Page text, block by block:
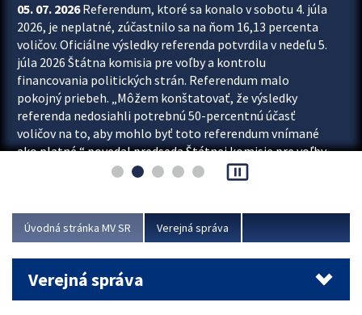
05. 07. 2026Referendum, ktoré sa konalo v sobotu 4. júla
2026, je neplatné, zúčastnilo sa na ňom 16,13 percenta
voličov. Oficiálne výsledky referenda potvrdila v nedeľu 5.
júla 2026 Štátna komisia pre voľby a kontrolu
financovania politických strán. Referendum malo
pokojný priebeh. „Môžem konštatovať, že výsledky
referenda nedosiahli potrebnú 50-percentnú účasť
voličov na to, aby mohlo byť toto referendum vnímané
ako platné,“ povedal predseda Štátnej komisie pre voľby
a kontrolu financovania politických...
pause_presentation
Úvodná stránka MV SR Verejná správa
Verejná správa